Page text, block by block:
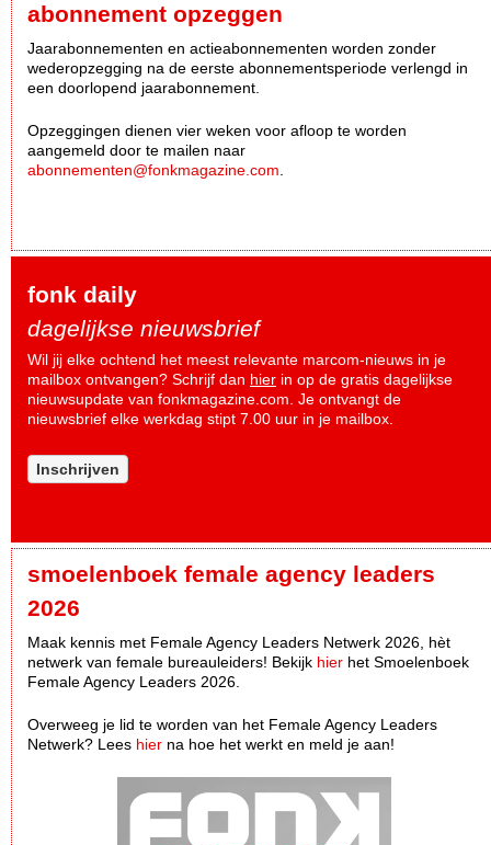
abonnement opzeggen
Jaarabonnementen en actieabonnementen worden zonder
wederopzegging na de eerste abonnementsperiode verlengd in
een doorlopend jaarabonnement.
Opzeggingen dienen vier weken voor afloop te worden
aangemeld door te mailen naar
abonnementen@fonkmagazine.com.
fonk daily
dagelijkse nieuwsbrief
Wil jij elke ochtend het meest relevante marcom-nieuws in je
mailbox ontvangen? Schrijf dan hier in op de gratis dagelijkse
nieuwsupdate van fonkmagazine.com. Je ontvangt de
nieuwsbrief elke werkdag stipt 7.00 uur in je mailbox.
Inschrijven
smoelenboek female agency leaders
2026
Maak kennis met Female Agency Leaders Netwerk 2026, hèt
netwerk van female bureauleiders! Bekijk hier het Smoelenboek
Female Agency Leaders 2026.
Overweeg je lid te worden van het Female Agency Leaders
Netwerk? Lees hier na hoe het werkt en meld je aan!